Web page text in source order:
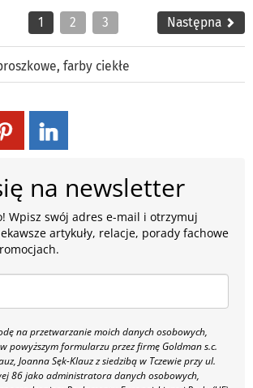
1 2 3 Następna
, farby ciekłe
na newsletter
Wpisz swój adres e-mail i otrzymuj
artykuły, relacje, porady fachowe
na przetwarzanie moich danych osobowych,
powyższym formularzu przez firmę Goldman s.c.
Joanna Sęk-Klauz z siedzibą w Tczewie przy ul.
86 jako administratora danych osobowych,